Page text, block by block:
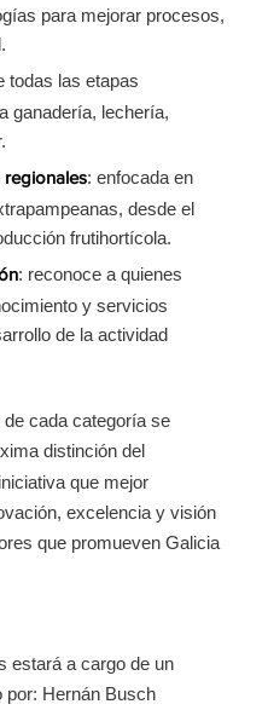
para mejorar procesos,
todas las etapas
ganadería, lechería,
regionales: enfocada en
desde el
frutihortícola.
: reconoce a quienes
y servicios
de la actividad
cada categoría se
distinción del
que mejor
excelencia y visión
que promueven Galicia
estará a cargo de un
por: Hernán Busch